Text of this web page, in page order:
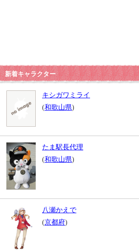
新着キャラクター
キシガワミライ
(和歌山県)
たま駅長代理
(和歌山県)
八瀬かえで
(京都府)